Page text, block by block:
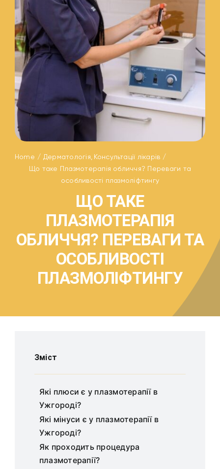
Home Дерматологія
Консультації лікарів
Що таке Плазмотерапія обличчя? Переваги та
особливості плазмоліфтингу
ЩО ТАКЕ
ПЛАЗМОТЕРАПІЯ
ОБЛИЧЧЯ? ПЕРЕВАГИ ТА
ОСОБЛИВОСТІ
ПЛАЗМОЛІФТИНГУ
Зміст
Які плюси є у плазмотерапії в
Ужгороді?
Які мінуси є у плазмотерапії в
Ужгороді?
Як проходить процедура
плазмотерапії?